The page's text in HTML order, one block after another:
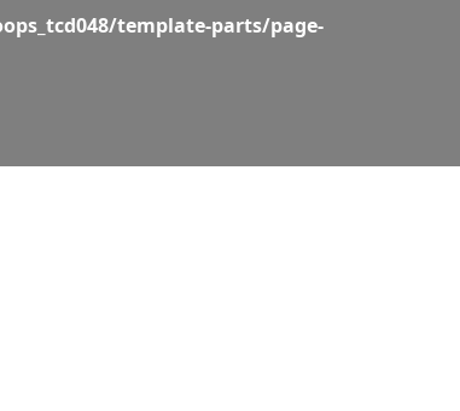
template-parts/page-